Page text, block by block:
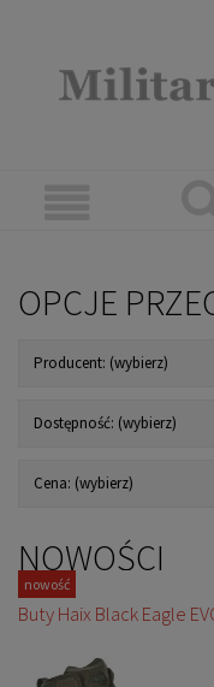
OPCJE
Producent: (wybierz)
Dostępność: (wybierz)
Cena: (wybierz)
NOWOŚCI
Buty Haix Black Eagle
nowość